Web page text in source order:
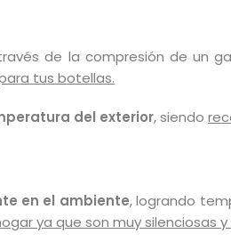
de la compresión de un
tus botellas.
del exterior, siendo
en el ambiente, logrando
ya que son muy silenciosas